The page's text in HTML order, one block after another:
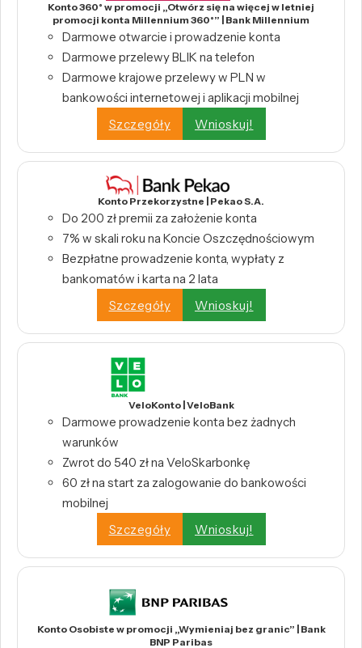
Konto 360° w promocji „Otwórz się na więcej w letniej
promocji konta Millennium 360°” | Bank Millennium
Darmowe otwarcie i prowadzenie konta
Darmowe przelewy BLIK na telefon
Darmowe krajowe przelewy w PLN w
bankowości internetowej i aplikacji mobilnej
Szczegóły
Wnioskuj!
Konto Przekorzystne | Pekao S.A.
Do 200 zł premii za założenie konta
7% w skali roku na Koncie Oszczędnościowym
Bezpłatne prowadzenie konta, wypłaty z
bankomatów i karta na 2 lata
Szczegóły
Wnioskuj!
VeloKonto | VeloBank
Darmowe prowadzenie konta bez żadnych
warunków
Zwrot do 540 zł na VeloSkarbonkę
60 zł na start za zalogowanie do bankowości
mobilnej
Szczegóły
Wnioskuj!
Konto Osobiste w promocji „Wymieniaj bez granic” | Bank
BNP Paribas